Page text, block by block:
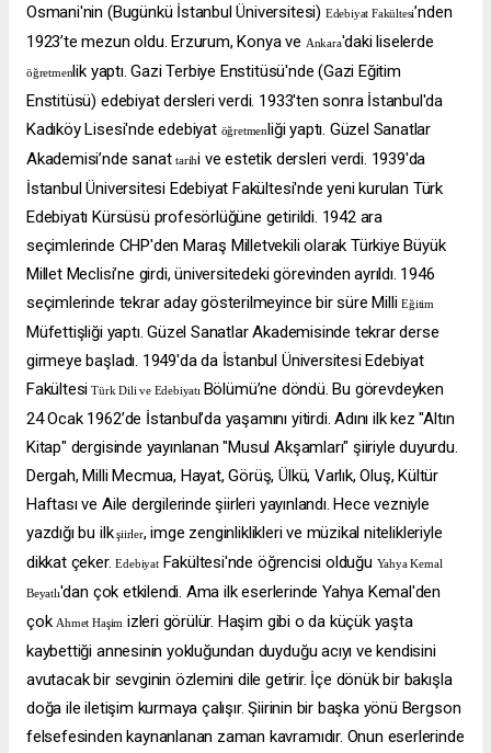
Osmani'nin (Bugünkü İstanbul Üniversitesi) Edebiyat Fakültesi’nden
1923’te mezun oldu. Erzurum, Konya ve Ankara'daki liselerde
öğretmenlik yaptı. Gazi Terbiye Enstitüsü'nde (Gazi Eğitim
Enstitüsü) edebiyat dersleri verdi. 1933'ten sonra İstanbul'da
Kadıköy Lisesi'nde edebiyat öğretmenliği yaptı. Güzel Sanatlar
Akademisi’nde sanattarihi ve estetik dersleri verdi. 1939'da
İstanbul Üniversitesi Edebiyat Fakültesi'nde yeni kurulan Türk
Edebiyatı Kürsüsü profesörlüğüne getirildi. 1942 ara
seçimlerinde CHP'den Maraş Milletvekili olarak Türkiye Büyük
Millet Meclisi’ne girdi, üniversitedeki görevinden ayrıldı. 1946
seçimlerinde tekrar aday gösterilmeyince bir süre MilliEğitim
Müfettişliği yaptı. Güzel Sanatlar Akademisinde tekrar derse
girmeye başladı. 1949'da da İstanbul Üniversitesi Edebiyat
Fakültesi Türk Dili ve Edebiyatı Bölümü’ne döndü. Bu görevdeyken
24 Ocak 1962’de İstanbul’da yaşamını yitirdi. Adını ilk kez "Altın
Kitap" dergisinde yayınlanan "Musul Akşamları" şiiriyle duyurdu.
Dergah, Milli Mecmua, Hayat, Görüş, Ülkü, Varlık, Oluş, Kültür
Haftası ve Aile dergilerinde şiirleri yayınlandı. Hece vezniyle
yazdığı bu ilkşiirler, imge zenginliklikleri ve müzikal nitelikleriyle
dikkat çeker.EdebiyatFakültesi'nde öğrencisi olduğu Yahya Kemal
Beyatlı'dan çok etkilendi. Ama ilk eserlerinde Yahya Kemal'den
çok Ahmet Haşim izleri görülür. Haşim gibi o da küçük yaşta
kaybettiği annesinin yokluğundan duyduğu acıyı ve kendisini
avutacak bir sevginin özlemini dile getirir. İçe dönük bir bakışla
doğa ile iletişim kurmaya çalışır. Şiirinin bir başka yönü Bergson
felsefesinden kaynanlanan zaman kavramıdır. Onun eserlerinde